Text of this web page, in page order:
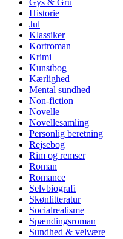
Historie
Jul
Klassiker
Kortroman
Krimi
Kunstbog
Kærlighed
Mental sundhed
Non-fiction
Novelle
Novellesamling
Personlig beretning
Rejsebog
Rim og remser
Roman
Romance
Selvbiografi
Skønlitteratur
Socialrealisme
Spændingsroman
Sundhed & velvære